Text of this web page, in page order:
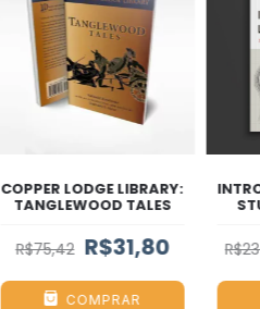
COPPER LODGE LIBRARY:
TANGLEWOOD TALES
R$75,42 R$31,80
COMPRAR